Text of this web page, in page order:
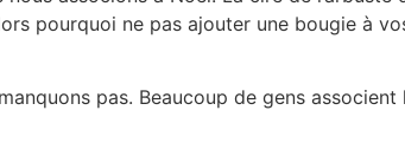
pourquoi ne pas ajouter une bougie à
pas. Beaucoup de gens